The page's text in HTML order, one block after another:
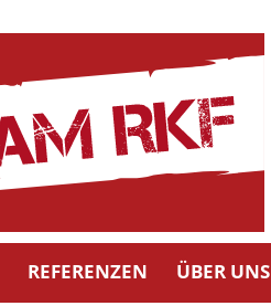
REFERENZEN ÜBER UNS